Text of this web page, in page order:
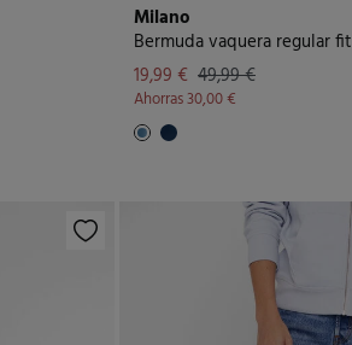
Milano
Bermuda vaquera regular fit
19,99 € 49,99 €
Ahorras30,00 €